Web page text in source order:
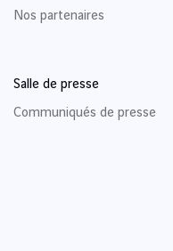
Nos partenaires
Salle de presse
Communiqués de presse